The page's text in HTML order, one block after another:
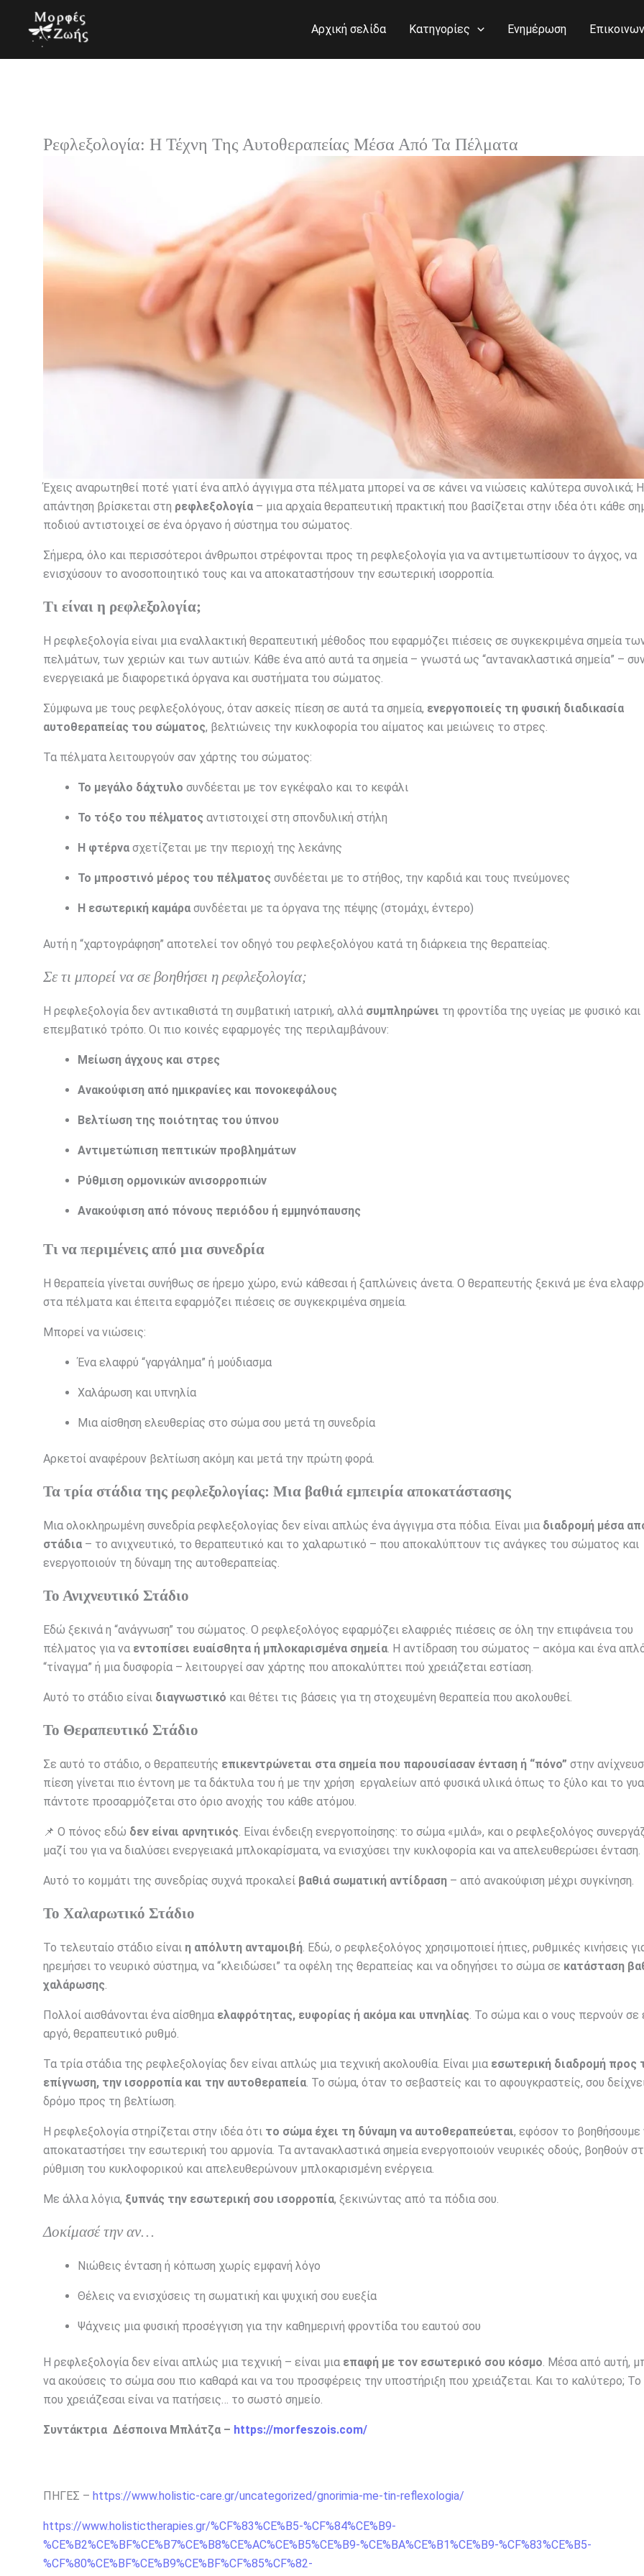
Μετάβαση
περιεχόμενο
Αρχική σελίδα Κατηγορίες Ενημέρωση
Ρεφλεξολογία: Η Τέχνη Της Αυτοθεραπείας Μέσα Από Τα Πέλματα
Έχεις αναρωτηθεί ποτέ γιατί ένα απλό άγγιγμα στα πέλματα μπορεί να σε κάνει να νιώσεις καλύτερα συνολικά; Η
απάντηση βρίσκεται στη ρεφλεξολογία – μια αρχαία θεραπευτική πρακτική που βασίζεται στην ιδέα ότι κάθε
ποδιού αντιστοιχεί σε ένα όργανο ή σύστημα του σώματος.
Σήμερα, όλο και περισσότεροι άνθρωποι στρέφονται προς τη ρεφλεξολογία για να αντιμετωπίσουν το άγχος, να
ενισχύσουν το ανοσοποιητικό τους και να αποκαταστήσουν την εσωτερική ισορροπία.
Τι είναι η ρεφλεξολογία;
Η ρεφλεξολογία είναι μια εναλλακτική θεραπευτική μέθοδος που εφαρμόζει πιέσεις σε συγκεκριμένα σημεία
πελμάτων, των χεριών και των αυτιών. Κάθε ένα από αυτά τα σημεία – γνωστά ως “αντανακλαστικά σημεία” –
ενεργειακά με διαφορετικά όργανα και συστήματα του σώματος.
Σύμφωνα με τους ρεφλεξολόγους, όταν ασκείς πίεση σε αυτά τα σημεία, ενεργοποιείς τη φυσική διαδικασία
αυτοθεραπείας του σώματος, βελτιώνεις την κυκλοφορία του αίματος και μειώνεις το στρες.
Τα πέλματα λειτουργούν σαν χάρτης του σώματος:
Το μεγάλο δάχτυλο συνδέεται με τον εγκέφαλο και το κεφάλι
Το τόξο του πέλματος αντιστοιχεί στη σπονδυλική στήλη
Η φτέρνα σχετίζεται με την περιοχή της λεκάνης
Το μπροστινό μέρος του πέλματος συνδέεται με το στήθος, την καρδιά και τους πνεύμονες
Η εσωτερική καμάρα συνδέεται με τα όργανα της πέψης (στομάχι, έντερο)
Αυτή η “χαρτογράφηση” αποτελεί τον οδηγό του ρεφλεξολόγου κατά τη διάρκεια της θεραπείας.
Σε τι μπορεί να σε βοηθήσει η ρεφλεξολογία;
Η ρεφλεξολογία δεν αντικαθιστά τη συμβατική ιατρική, αλλά συμπληρώνει τη φροντίδα της υγείας με φυσικό και
επεμβατικό τρόπο. Οι πιο κοινές εφαρμογές της περιλαμβάνουν:
Μείωση άγχους και στρες
Ανακούφιση από ημικρανίες και πονοκεφάλους
Βελτίωση της ποιότητας του ύπνου
Αντιμετώπιση πεπτικών προβλημάτων
Ρύθμιση ορμονικών ανισορροπιών
Ανακούφιση από πόνους περιόδου ή εμμηνόπαυσης
Τι να περιμένεις από μια συνεδρία
Η θεραπεία γίνεται συνήθως σε ήρεμο χώρο, ενώ κάθεσαι ή ξαπλώνεις άνετα. Ο θεραπευτής ξεκινά με ένα
στα πέλματα και έπειτα εφαρμόζει πιέσεις σε συγκεκριμένα σημεία.
Μπορεί να νιώσεις:
Ένα ελαφρύ “γαργάλημα” ή μούδιασμα
Χαλάρωση και υπνηλία
Μια αίσθηση ελευθερίας στο σώμα σου μετά τη συνεδρία
Αρκετοί αναφέρουν βελτίωση ακόμη και μετά την πρώτη φορά.
Τα τρία στάδια της ρεφλεξολογίας: Μια βαθιά εμπειρία αποκατάστασης
Μια ολοκληρωμένη συνεδρία ρεφλεξολογίας δεν είναι απλώς ένα άγγιγμα στα πόδια. Είναι μια διαδρομή μέσα
στάδια – το ανιχνευτικό, το θεραπευτικό και το χαλαρωτικό – που αποκαλύπτουν τις ανάγκες του σώματος και
ενεργοποιούν τη δύναμη της αυτοθεραπείας.
Το Ανιχνευτικό Στάδιο
Εδώ ξεκινά η “ανάγνωση” του σώματος. Ο ρεφλεξολόγος εφαρμόζει ελαφριές πιέσεις σε όλη την επιφάνεια του
πέλματος για να εντοπίσει ευαίσθητα ή μπλοκαρισμένα σημεία . Η αντίδραση του σώματος – ακόμα και ένα
“τίναγμα” ή μια δυσφορία – λειτουργεί σαν χάρτης που αποκαλύπτει πού χρειάζεται εστίαση.
Αυτό το στάδιο είναι διαγνωστικό και θέτει τις βάσεις για τη στοχευμένη θεραπεία που ακολουθεί.
Το Θεραπευτικό Στάδιο
Σε αυτό το στάδιο, ο θεραπευτής επικεντρώνεται στα σημεία που παρουσίασαν ένταση ή “πόνο” στην
πίεση γίνεται πιο έντονη με τα δάκτυλα του ή με την χρήση εργαλείων από φυσικά υλικά όπως το ξύλο και το
πάντοτε προσαρμόζεται στο όριο ανοχής του κάθε ατόμου.
📌 Ο πόνος εδώ δεν είναι αρνητικός . Είναι ένδειξη ενεργοποίησης: το σώμα «μιλά», και ο ρεφλεξολόγος
μαζί του για να διαλύσει ενεργειακά μπλοκαρίσματα, να ενισχύσει την κυκλοφορία και να απελευθερώσει ένταση.
Αυτό το κομμάτι της συνεδρίας συχνά προκαλεί βαθιά σωματική αντίδραση – από ανακούφιση μέχρι συγκίνηση.
Το Χαλαρωτικό Στάδιο
Το τελευταίο στάδιο είναι η απόλυτη ανταμοιβή . Εδώ, ο ρεφλεξολόγος χρησιμοποιεί ήπιες, ρυθμικές κινήσεις
ηρεμήσει το νευρικό σύστημα, να “κλειδώσει” τα οφέλη της θεραπείας και να οδηγήσει το σώμα σε κατάσταση
χαλάρωσης
Πολλοί αισθάνονται ένα αίσθημα ελαφρότητας, ευφορίας ή ακόμα και υπνηλίας . Το σώμα και ο νους περνούν σε
αργό, θεραπευτικό ρυθμό.
Τα τρία στάδια της ρεφλεξολογίας δεν είναι απλώς μια τεχνική ακολουθία. Είναι μια εσωτερική διαδρομή προς
επίγνωση, την ισορροπία και την αυτοθεραπεία . Το σώμα, όταν το σεβαστείς και το αφουγκραστείς, σου
δρόμο προς τη βελτίωση.
Η ρεφλεξολογία στηρίζεται στην ιδέα ότι το σώμα έχει τη δύναμη να αυτοθεραπεύεται, εφόσον το βοηθήσουμε
αποκαταστήσει την εσωτερική του αρμονία. Τα αντανακλαστικά σημεία ενεργοποιούν νευρικές οδούς, βοηθούν
ρύθμιση του κυκλοφορικού και απελευθερώνουν μπλοκαρισμένη ενέργεια.
Με άλλα λόγια, ξυπνάς την εσωτερική σου ισορροπία, ξεκινώντας από τα πόδια σου.
Δοκίμασέ την αν…
Νιώθεις ένταση ή κόπωση χωρίς εμφανή λόγο
Θέλεις να ενισχύσεις τη σωματική και ψυχική σου ευεξία
Ψάχνεις μια φυσική προσέγγιση για την καθημερινή φροντίδα του εαυτού σου
Η ρεφλεξολογία δεν είναι απλώς μια τεχνική – είναι μια επαφή με τον εσωτερικό σου κόσμο . Μέσα από αυτή,
να ακούσεις το σώμα σου πιο καθαρά και να του προσφέρεις την υποστήριξη που χρειάζεται. Και το καλύτερο; Το
που χρειάζεσαι είναι να πατήσεις… το σωστό σημείο.
Συντάκτρια Δέσποινα Μπλάτζα – https://morfeszois.com/
ΠΗΓΕΣ – https://www.holistic-care.gr/uncategorized/gnorimia-me-tin-reflexologia/
https://www.holistictherapies.gr/%CF%83%CE%B5-%CF%84%CE%B9-
%CE%B2%CE%BF%CE%B7%CE%B8%CE%AC%CE%B5%CE%B9-%CE%BA%CE%B1%CE%B9-%CF%83%CE%B5-
%CF%80%CE%BF%CE%B9%CE%BF%CF%85%CF%82-